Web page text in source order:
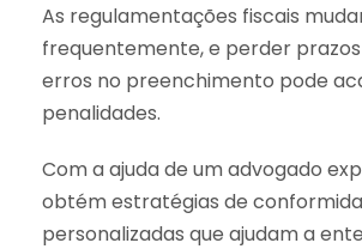
As regulamentações fiscais
frequentemente, e perder
erros no preenchimento pode
penalidades.
Com a ajuda de um advogado
obtém estratégias de
personalizadas que ajudam a